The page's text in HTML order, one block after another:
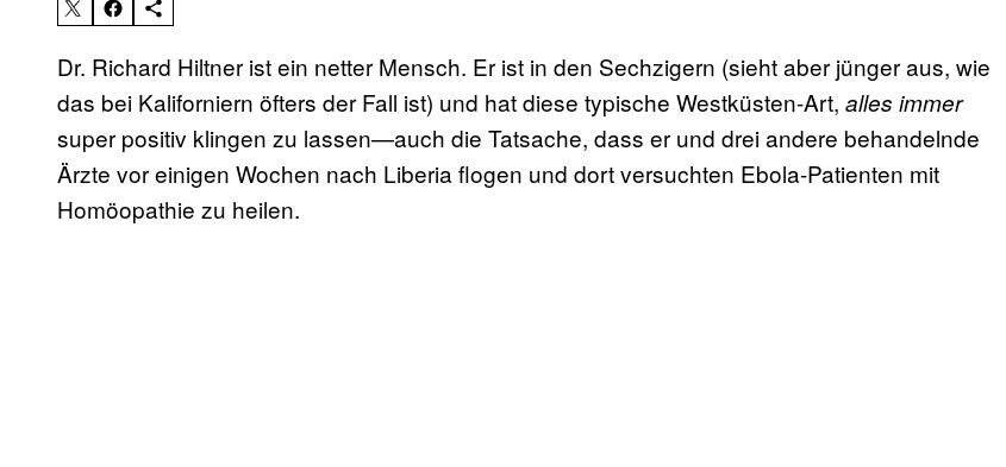
Dr. Richard Hiltner ist ein netter Mensch. Er ist in den Sechzigern (sieht aber jünger aus, wie
das bei Kaliforniern öfters der Fall ist) und hat diese typische Westküsten-Art, alles immer
super positiv klingen zu lassen—auch die Tatsache, dass er und drei andere behandelnde
Ärzte vor einigen Wochen nach Liberia flogen und dort versuchten Ebola-Patienten mit
Homöopathie zu heilen.